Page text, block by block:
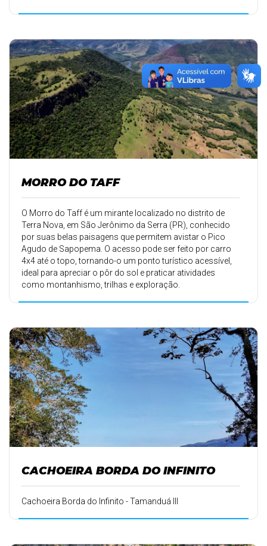
MORRO DO TAFF
O Morro do Taff é um mirante localizado no distrito de
Terra Nova, em São Jerônimo da Serra (PR), conhecido
por suas belas paisagens que permitem avistar o Pico
Agudo de Sapopema. O acesso pode ser feito por carro
4x4 até o topo, tornando-o um ponto turístico acessível,
ideal para apreciar o pôr do sol e praticar atividades
como montanhismo, trilhas e exploração.
CACHOEIRA BORDA DO INFINITO
Cachoeira Borda do Infinito - Tamanduá III